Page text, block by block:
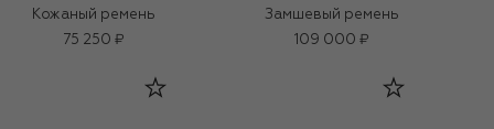
Кожаный ремень
75 250 ₽
Замшевый ремень
109 000 ₽